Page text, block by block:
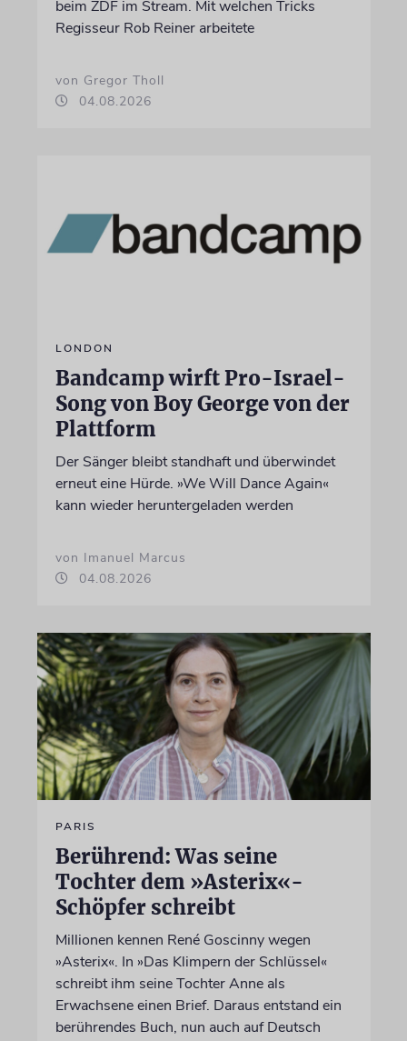
beim ZDF im Stream. Mit welchen Tricks
Regisseur Rob Reiner arbeitete
von Gregor Tholl
04.08.2026
LONDON
Bandcamp wirft Pro-Israel-
Song von Boy George von der
Plattform
Der Sänger bleibt standhaft und überwindet
erneut eine Hürde. »We Will Dance Again«
kann wieder heruntergeladen werden
von Imanuel Marcus
04.08.2026
PARIS
Berührend: Was seine
Tochter dem »Asterix«-
Schöpfer schreibt
Millionen kennen René Goscinny wegen
»Asterix«. In »Das Klimpern der Schlüssel«
schreibt ihm seine Tochter Anne als
Erwachsene einen Brief. Daraus entstand ein
berührendes Buch, nun auch auf Deutsch